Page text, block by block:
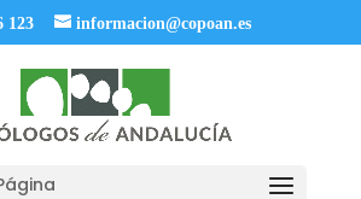
123 informacion@copoan.es